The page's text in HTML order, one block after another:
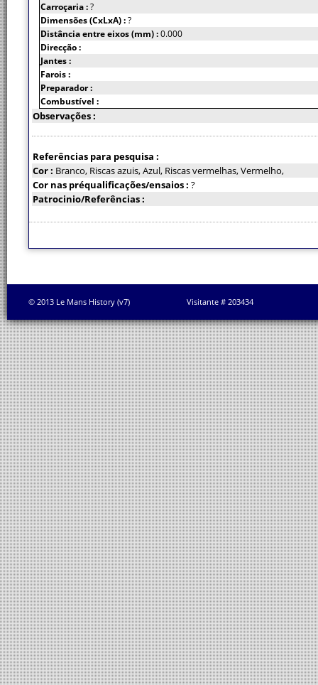
Carroçaria :?
Dimensões (CxLxA) :?
Distância entre eixos (mm) :0.000
Direcção :
Jantes :
Farois :
Preparador :
Combustível :
Observações :
Referências para pesquisa :
Cor : Branco, Riscas azuis, Azul, Riscas vermelhas, Vermelho,
Cor nas préqualificações/ensaios : ?
Patrocinio/Referências :
© 2013 Le Mans History (v7) Visitante # 203434